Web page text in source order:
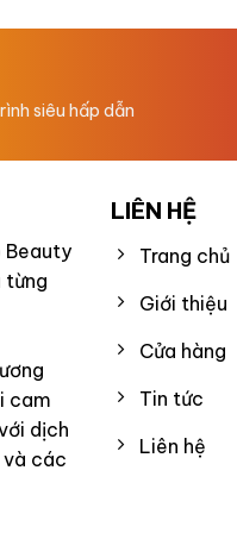
siêu hấp dẫn
Beauty
từng
cam
dịch
và các
LIÊN HỆ
Trang chủ
Giới thiệu
Cửa hàng
Tin tức
Liên hệ